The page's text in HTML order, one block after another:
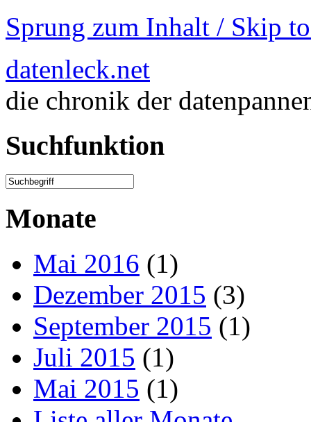
Sprung zum Inhalt / Skip
datenleck.net
die chronik der
Suchfunktion
Monate
Mai 2016 (1)
Dezember 2015 (3)
September 2015 (1)
Juli 2015 (1)
Mai 2015 (1)